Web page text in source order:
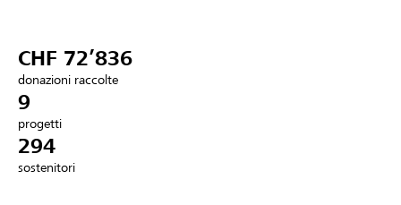
Collegarsi
CHF 72’836
donazioni raccolte
9
progetti
294
sostenitori